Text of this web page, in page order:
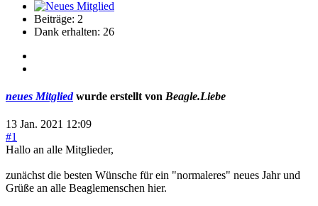
Beiträge: 2
Dank erhalten: 26
neues Mitgliedwurde erstellt von Beagle.Liebe
13 Jan. 2021 12:09
#1
Hallo an alle Mitglieder,
zunächst die besten Wünsche für ein "normaleres" neues Jahr und
Grüße an alle Beaglemenschen hier.